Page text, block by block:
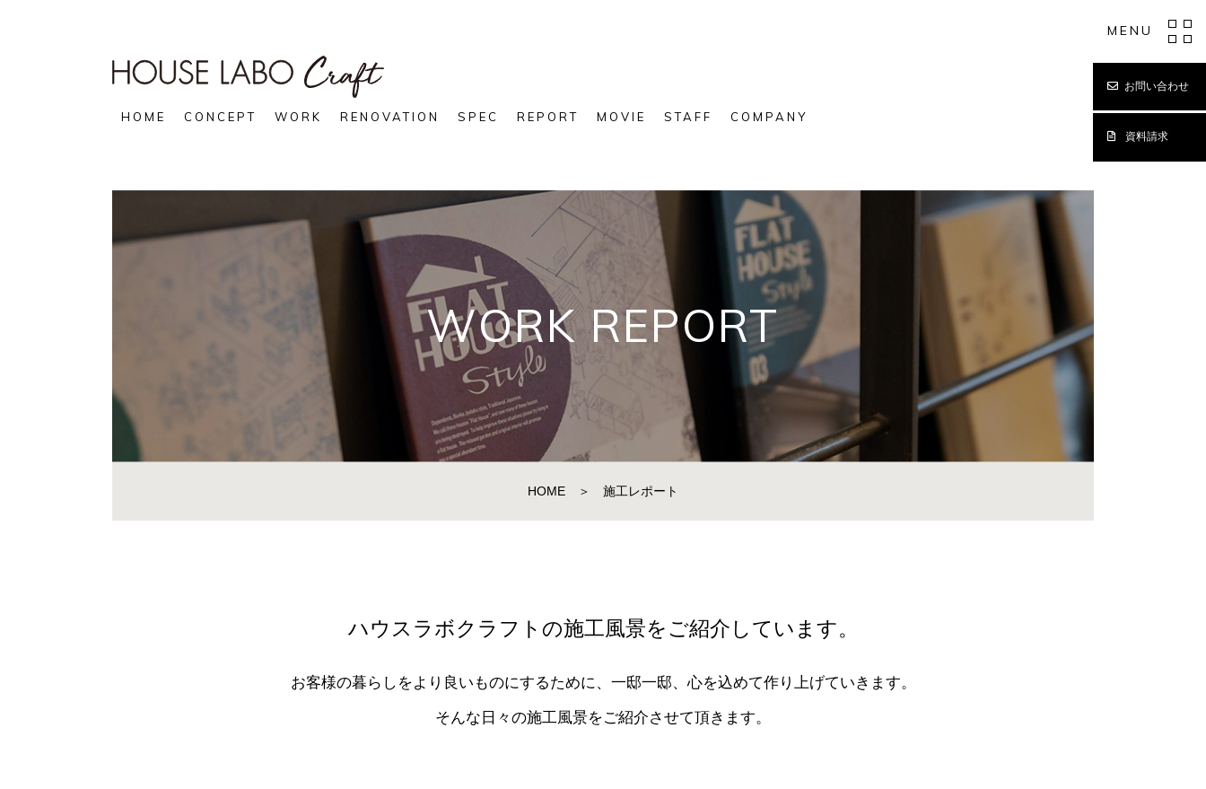
HOME CONCEPT WORK RENOVATION SPEC REPORT MOVIE STAFF COMPANY
MENU
お問い合わせ
資料請求
WORK REPORT
HOME ＞ 施工レポート
ハウスラボクラフトの施工風景をご紹介しています。
お客様の暮らしをより良いものにするために、一邸一邸、心を込めて作り上げていきます。
そんな日々の施工風景をご紹介させて頂きます。